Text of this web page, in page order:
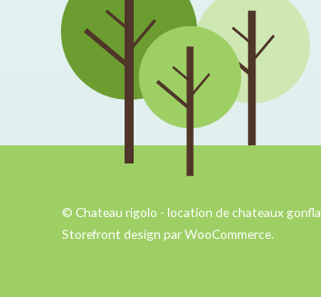
© Chateau rigolo - location de chateaux
Storefront design parWooCommerce.